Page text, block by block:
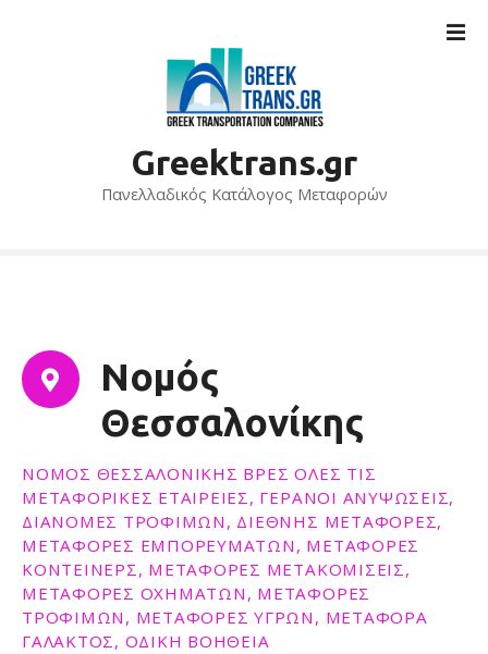
Greektrans.gr
Πανελλαδικός Κατάλογος Μεταφορών
Νομός
Θεσσαλονίκης
ΝΟΜΌΣ ΘΕΣΣΑΛΟΝΊΚΗΣ ΒΡΕΣ ΌΛΕΣ ΤΙΣ
ΜΕΤΑΦΟΡΙΚΈΣ ΕΤΑΙΡΕΊΕΣ, ΓΕΡΑΝΟΙ ΑΝΥΨΩΣΕΙΣ,
ΔΙΑΝΟΜΕΣ ΤΡΟΦΙΜΩΝ, ΔΙΕΘΝΗΣ ΜΕΤΑΦΟΡΕΣ,
ΜΕΤΑΦΟΡΈΣ ΕΜΠΟΡΕΥΜΑΤΩΝ, ΜΕΤΑΦΟΡΕΣ
ΚΟΝΤΕΙΝΕΡΣ, ΜΕΤΑΦΟΡΕΣ ΜΕΤΑΚΟΜΙΣΕΙΣ,
ΜΕΤΑΦΟΡΕΣ ΟΧΗΜΑΤΩΝ, ΜΕΤΑΦΟΡΕΣ
ΤΡΟΦΙΜΩΝ, ΜΕΤΑΦΟΡΕΣ ΥΓΡΩΝ, ΜΕΤΑΦΟΡΑ
ΓΑΛΑΚΤΟΣ, ΟΔΙΚΗ ΒΟΗΘΕΙΑ